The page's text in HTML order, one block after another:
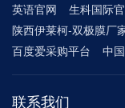
英语官网 生科国际
陕西伊莱柯-双极膜厂
百度爱采购平台
中
联系我们